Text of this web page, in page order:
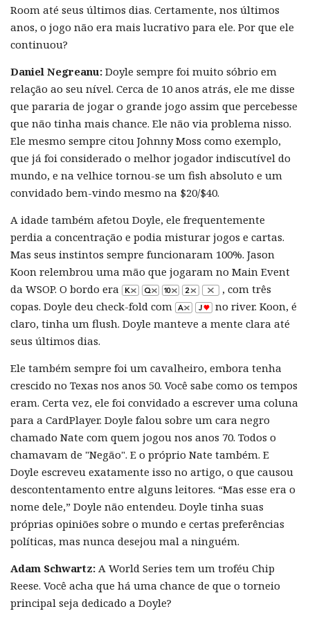
Room até seus últimos dias. Certamente, nos últimos
anos, o jogo não era mais lucrativo para ele. Por que ele
continuou?
Daniel Negreanu: Doyle sempre foi muito sóbrio em
relação ao seu nível. Cerca de 10 anos atrás, ele me disse
que pararia de jogar o grande jogo assim que percebesse
que não tinha mais chance. Ele não via problema nisso.
Ele mesmo sempre citou Johnny Moss como exemplo,
que já foi considerado o melhor jogador indiscutível do
mundo, e na velhice tornou-se um fish absoluto e um
convidado bem-vindo mesmo na $20/$40.
A idade também afetou Doyle, ele frequentemente
perdia a concentração e podia misturar jogos e cartas.
Mas seus instintos sempre funcionaram 100%. Jason
Koon relembrou uma mão que jogaram no Main Event
da WSOP. O bordo era
, com três
copas. Doyle deu check-fold com
no river. Koon, é
claro, tinha um flush. Doyle manteve a mente clara até
seus últimos dias.
Ele também sempre foi um cavalheiro, embora tenha
crescido no Texas nos anos 50. Você sabe como os tempos
eram. Certa vez, ele foi convidado a escrever uma coluna
para a CardPlayer. Doyle falou sobre um cara negro
chamado Nate com quem jogou nos anos 70. Todos o
chamavam de "Negão". E o próprio Nate também. E
Doyle escreveu exatamente isso no artigo, o que causou
descontentamento entre alguns leitores. “Mas esse era o
nome dele,” Doyle não entendeu. Doyle tinha suas
próprias opiniões sobre o mundo e certas preferências
políticas, mas nunca desejou mal a ninguém.
Adam Schwartz: A World Series tem um troféu Chip
Reese. Você acha que há uma chance de que o torneio
principal seja dedicado a Doyle?